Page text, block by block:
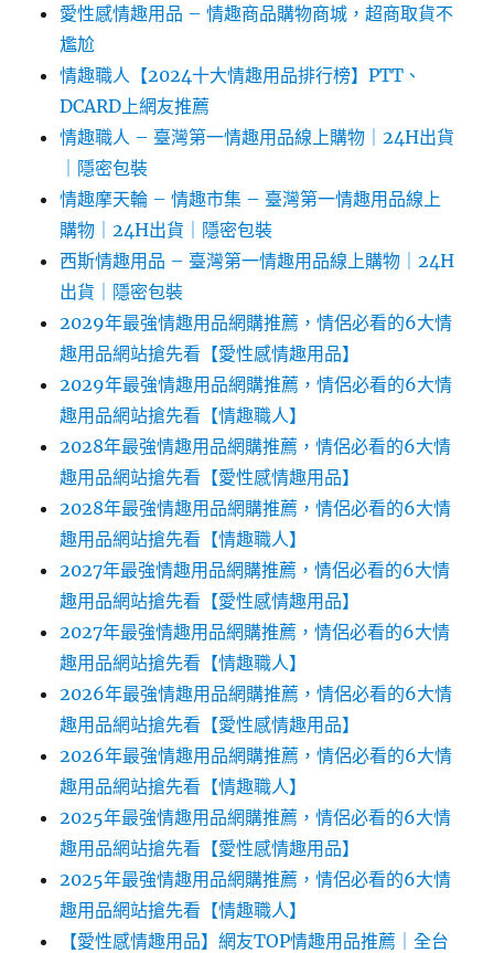
愛性感情趣用品 – 情趣商品購物商城，超商取貨不
尷尬
情趣職人【2024十大情趣用品排行榜】PTT、
DCARD上網友推薦
情趣職人 – 臺灣第一情趣用品線上購物｜24H出貨
｜隱密包裝
情趣摩天輪 – 情趣市集 – 臺灣第一情趣用品線上
購物｜24H出貨｜隱密包裝
西斯情趣用品 – 臺灣第一情趣用品線上購物｜24H
出貨｜隱密包裝
2029年最強情趣用品網購推薦，情侶必看的6大情
趣用品網站搶先看【愛性感情趣用品】
2029年最強情趣用品網購推薦，情侶必看的6大情
趣用品網站搶先看【情趣職人】
2028年最強情趣用品網購推薦，情侶必看的6大情
趣用品網站搶先看【愛性感情趣用品】
2028年最強情趣用品網購推薦，情侶必看的6大情
趣用品網站搶先看【情趣職人】
2027年最強情趣用品網購推薦，情侶必看的6大情
趣用品網站搶先看【愛性感情趣用品】
2027年最強情趣用品網購推薦，情侶必看的6大情
趣用品網站搶先看【情趣職人】
2026年最強情趣用品網購推薦，情侶必看的6大情
趣用品網站搶先看【愛性感情趣用品】
2026年最強情趣用品網購推薦，情侶必看的6大情
趣用品網站搶先看【情趣職人】
2025年最強情趣用品網購推薦，情侶必看的6大情
趣用品網站搶先看【愛性感情趣用品】
2025年最強情趣用品網購推薦，情侶必看的6大情
趣用品網站搶先看【情趣職人】
【愛性感情趣用品】網友TOP情趣用品推薦｜全台